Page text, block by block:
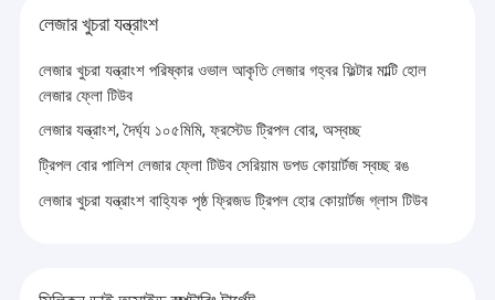
বাড়ি
লেজার খুচরা যন্ত্রাংশ
লেজার খুচরা যন্ত্রাংশ পরিষ্কার ওভাল আকৃতি লেজার গহ্বর ফিল্টার মাল্টি হোল
লেজার ফ্লো টিউব
লেজার যন্ত্রাংশ, দৈর্ঘ্য ১০৫মিমি, ফ্রস্টেড ট্রিপল বোর, অস্বচ্ছ
ট্রিপল বোর পালিশ লেজার ফ্লো টিউব সেরিয়াম ডপড কোয়ার্টজ স্বচ্ছ রঙ
লেজার খুচরা যন্ত্রাংশ বাহ্যিক পৃষ্ঠ ফ্রিজড ট্রিপল হোর কোয়ার্টজ গ্লাস টিউব
ইয়ানতাই জেডকে অপটিক্স কোং লিমিটেড ১৯৯৮ সালে প্রতিষ্ঠিত হয়, এটি একটি উচ্চ প্রযুক্তির